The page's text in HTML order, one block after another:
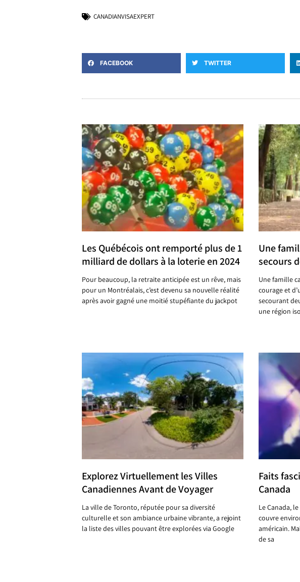
CANADIANVISAEXPERT
FACEBOOK TWITTER
Les Québécois ont remporté plus de 1
milliard de dollars à la loterie en 2024
Pour beaucoup, la retraite anticipée est un rêve, mais
pour un Montréalais, c’est devenu sa nouvelle réalité
après avoir gagné une moitié stupéfiante du jackpot
Une
secours
Une famille
courage et
secourant
une région
Explorez Virtuellement les Villes
Canadiennes Avant de Voyager
La ville de Toronto, réputée pour sa diversité
culturelle et son ambiance urbaine vibrante, a rejoint
la liste des villes pouvant être explorées via Google
Faits
Canada
Le Canada,
couvre
américain.
de sa